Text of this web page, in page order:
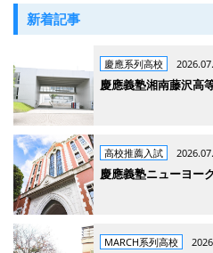
新着記事
慶應系列高校
慶應義塾湘南藤沢高
高校推薦入試
慶應義塾ニューヨー
MARCH系列高校